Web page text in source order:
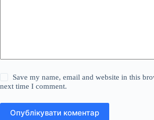
Save my name, email and website in this
next time I comment.
Опублікувати коментар